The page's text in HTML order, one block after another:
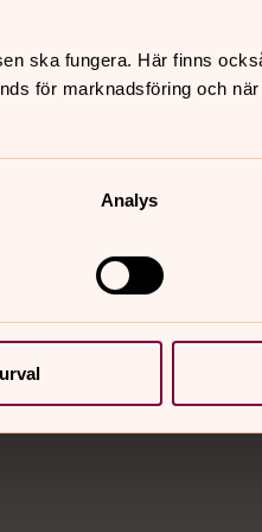
ska fungera. Här finns
för marknadsföring och
Analys
Hitta snabbt
Sidkarta